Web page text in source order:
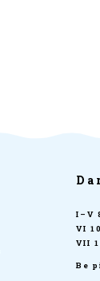
I–V
VI
VII
Be